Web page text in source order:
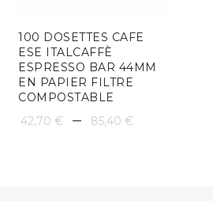
100 DOSETTES CAFE
ESE ITALCAFFÈ
ESPRESSO BAR 44MM
EN PAPIER FILTRE
COMPOSTABLE
42,70 € – 85,40 €